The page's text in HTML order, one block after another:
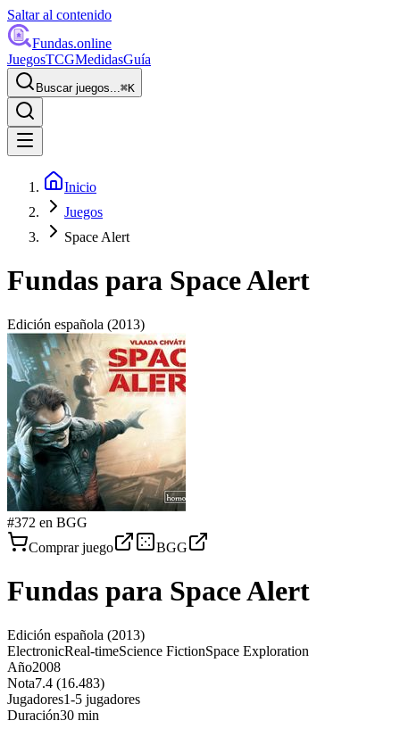
Saltar al contenido
Fundas.online
JuegosTCGMedidasGuía
Buscar juegos...⌘K
Inicio
Juegos
Space Alert
Fundas para Space Alert
Edición española (2013)
#372 en BGG
Comprar juego
BGG
Fundas para Space Alert
Edición española (2013)
ElectronicReal-timeScience FictionSpace Exploration
Año2008
Nota7.4 (16.483)
Jugadores1-5 jugadores
Duración30 min